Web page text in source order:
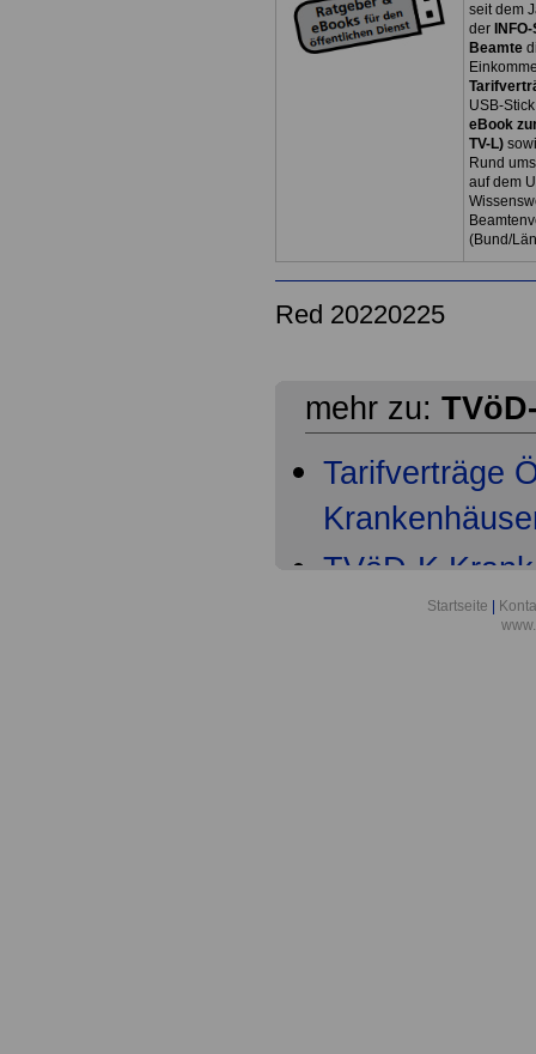
seit dem
der
Beamte
USB-
eBook
TV-L)
Rund
auf dem
(Bund/
Red 20220225
mehr zu:
Tarifverträge
TVöD-K
Startseite